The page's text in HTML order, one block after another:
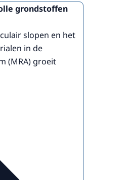
grondstoffen
slopen en het
in de
(MRA) groeit